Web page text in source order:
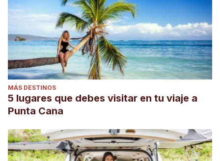
MÁS DESTINOS
5 lugares que debes visitar en tu viaje a
Punta Cana